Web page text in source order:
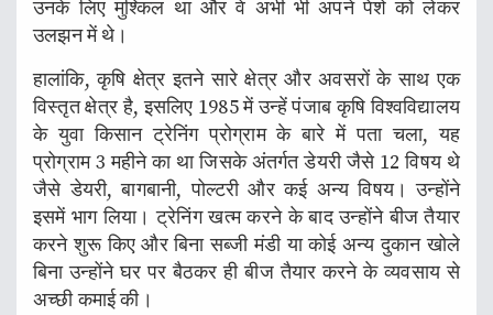
उनके लिए मुश्किल था और वे अभी भी अपने पेशे को लेकर
उलझन में थे।
हालांकि, कृषि क्षेत्र इतने सारे क्षेत्र और अवसरों के साथ एक
विस्तृत क्षेत्र है, इसलिए 1985 में उन्हें पंजाब कृषि विश्वविद्यालय
के युवा किसान ट्रेनिंग प्रोग्राम के बारे में पता चला, यह
प्रोग्राम 3 महीने का था जिसके अंतर्गत डेयरी जैसे 12 विषय थे
जैसे डेयरी, बागबानी, पोल्टरी और कई अन्य विषय। उन्होंने
इसमें भाग लिया। ट्रेनिंग खत्म करने के बाद उन्होंने बीज तैयार
करने शुरू किए और बिना सब्जी मंडी या कोई अन्य दुकान खोले
बिना उन्होंने घर पर बैठकर ही बीज तैयार करने के व्यवसाय से
अच्छी कमाई की।